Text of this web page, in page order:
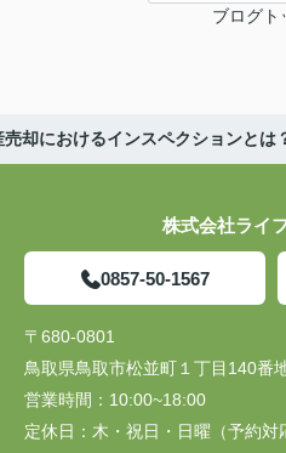
ブログト
におけるインスペクションとは
株式会社ライ
0857-50-1567
〒680-0801
鳥取県鳥取市松並町１丁目140番
営業時間： 10:00~18:00
定休日： 木・祝日・日曜（予約対